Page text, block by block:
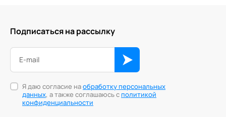
Подписаться на рассылку
Я даю согласие наобработку персональных
данных, а также соглашаюсь сполитикой
конфиденциальности